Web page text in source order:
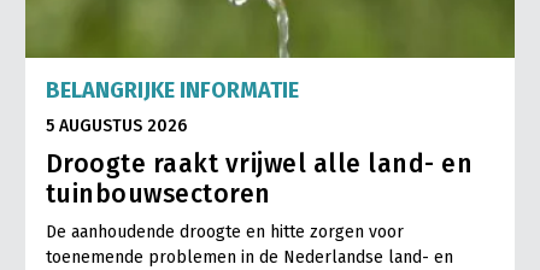
BELANGRIJKE INFORMATIE
5 AUGUSTUS 2026
Droogte raakt vrijwel alle land- en
tuinbouwsectoren
De aanhoudende droogte en hitte zorgen voor
toenemende problemen in de Nederlandse land- en